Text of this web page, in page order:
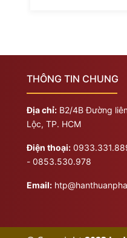
THÔNG TIN CHUNG
Địa chỉ: B2/4B Đường
Lộc, TP. HCM
Điện thoại:
- 0853.530.978
Email: